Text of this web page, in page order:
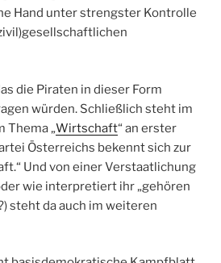
Hand unter strengster Kontrolle
die Piraten in dieser Form
würden. Schließlich steht im
Thema „Wirtschaft“ an erster
Österreichs bekennt sich zur
Und von einer Verstaatlichung
wie interpretiert ihr „gehören
steht da auch im weiteren